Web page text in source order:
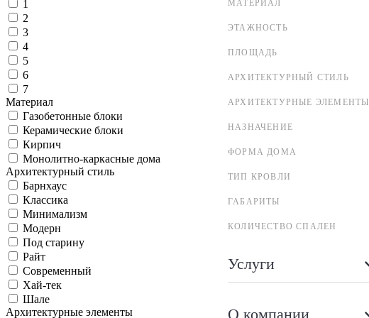
МАТЕРИАЛ
ЭТАЖНОСТЬ
ПЛОЩАДЬ
АРХИТЕКТУРНЫЙ СТИЛЬ
АРХИТЕКТУРНЫЕ ЭЛЕМЕНТЫ
НАЗНАЧЕНИЕ
ФОРМА ДОМА
ТИП КРОВЛИ
ГАБАРИТЫ
КОЛИЧЕСТВО СПАЛЕН
Услуги
О компании
1
2
3
4
5
6
7
Материал
Газобетонные блоки
Керамические блоки
Кирпич
Монолитно-каркасные дома
Архитектурный стиль
Барнхаус
Классика
Минимализм
Модерн
Под старину
Райт
Современный
Хай-тек
Шале
Архитектурные элементы